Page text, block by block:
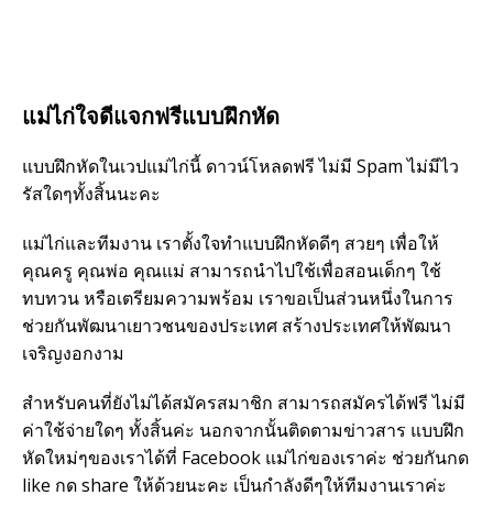
แม่ไก่ใจดีแจกฟรีแบบฝึกหัด
แบบฝึกหัดในเวปแม่ไก่นี้ ดาวน์โหลดฟรี ไม่มี Spam ไม่มีไว
รัสใดๆทั้งสิ้นนะคะ
แม่ไก่และทีมงาน เราตั้งใจทำแบบฝึกหัดดีๆ สวยๆ เพื่อให้
คุณครู คุณพ่อ คุณแม่ สามารถนำไปใช้เพื่อสอนเด็กๆ ใช้
ทบทวน หรือเตรียมความพร้อม เราขอเป็นส่วนหนึ่งในการ
ช่วยกันพัฒนาเยาวชนของประเทศ สร้างประเทศให้พัฒนา
เจริญงอกงาม
สำหรับคนที่ยังไม่ได้สมัครสมาชิก สามารถสมัครได้ฟรี ไม่มี
ค่าใช้จ่ายใดๆ ทั้งสิ้นค่ะ นอกจากนั้นติดตามข่าวสาร แบบฝึก
หัดใหม่ๆของเราได้ที่ Facebook แม่ไก่ของเราค่ะ ช่วยกันกด
like กด share ให้ด้วยนะคะ เป็นกำลังดีๆให้ทีมงานเราค่ะ